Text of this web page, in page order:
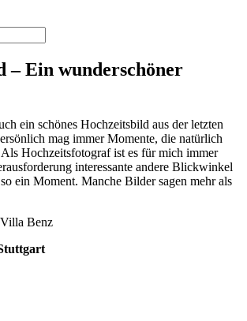
– Ein wunderschöner
ein schönes Hochzeitsbild aus der letzten
mag immer Momente, die natürlich
Hochzeitsfotograf ist es für mich immer
interessante andere Blickwinkel
ein Moment. Manche Bilder sagen mehr als